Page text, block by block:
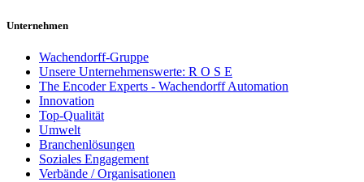
Unternehmen
Wachendorff-Gruppe
Unsere Unternehmenswerte: R O S E
The Encoder Experts - Wachendorff Automation
Innovation
Top-Qualität
Umwelt
Branchenlösungen
Soziales Engagement
Verbände / Organisationen